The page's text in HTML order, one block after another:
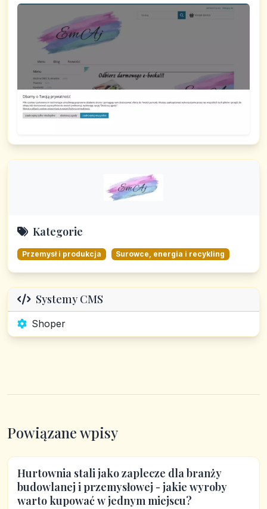
Kategorie
Przemysł i produkcja Surowce, energia i recykling
Systemy CMS
Shoper
Powiązane wpisy
Hurtownia stali jako zaplecze dla branży
budowlanej i przemysłowej - jakie wyroby
warto kupować w jednym miejscu?